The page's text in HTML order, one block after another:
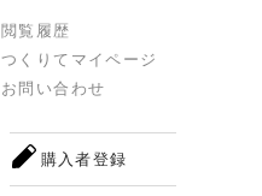
閲覧履歴
つくりてマイページ
お問い合わせ
購入者登録